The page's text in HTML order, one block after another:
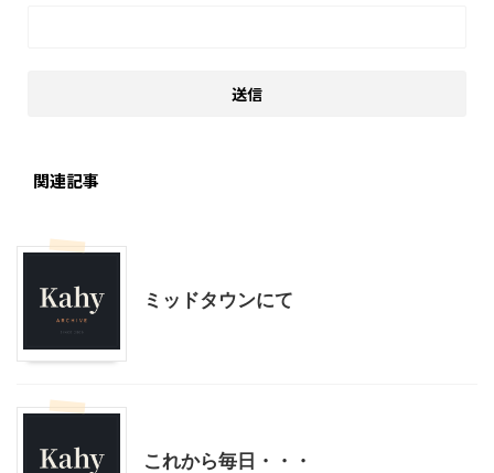
関連記事
ミッドタウンにて
これから毎日・・・